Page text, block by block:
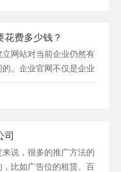
网站建设之前，首先
花费多少钱？
网站对当前企业仍然有
。企业官网不仅是企业
业推广产品的利器。如
目前，有许多网站使
司
说，很多的推广方法的
比如广告位的租赁、百